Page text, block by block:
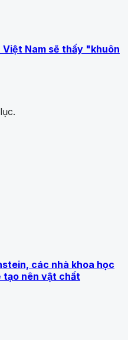
Nam sẽ thấy "khuôn
các nhà khoa học
tạo nên vật chất